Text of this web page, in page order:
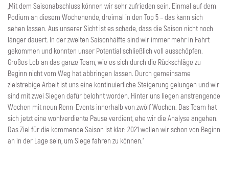
„Mit dem Saisonabschluss können wir sehr zufrieden sein. Einmal auf dem
Podium an diesem Wochenende, dreimal in den Top 5 – das kann sich
sehen lassen. Aus unserer Sicht ist es schade, dass die Saison nicht noch
länger dauert. In der zweiten Saisonhälfte sind wir immer mehr in Fahrt
gekommen und konnten unser Potential schließlich voll ausschöpfen.
Großes Lob an das ganze Team, wie es sich durch die Rückschläge zu
Beginn nicht vom Weg hat abbringen lassen. Durch gemeinsame
zielstrebige Arbeit ist uns eine kontinuierliche Steigerung gelungen und wir
sind mit zwei Siegen dafür belohnt worden. Hinter uns liegen anstrengende
Wochen mit neun Renn-Events innerhalb von zwölf Wochen. Das Team hat
sich jetzt eine wohlverdiente Pause verdient, ehe wir die Analyse angehen.
Das Ziel für die kommende Saison ist klar: 2021 wollen wir schon von Beginn
an in der Lage sein, um Siege fahren zu können.“